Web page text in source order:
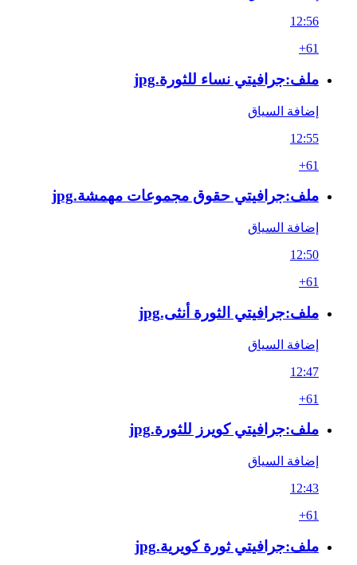
12:56
+61
ملف:جرافيتي نساء للثورة.jpg
إضافة السياق
12:55
+61
ملف:جرافيتي حقوق مجموعات مهمشة.jpg
إضافة السياق
12:50
+61
ملف:جرافيتي الثورة أنثى.jpg
إضافة السياق
12:47
+61
ملف:جرافيتي كويرز للثورة.jpg
إضافة السياق
12:43
+61
ملف:جرافيتي ثورة كويرية.jpg